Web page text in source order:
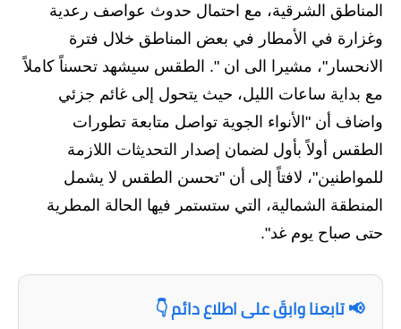
نتائج الامتحانات
المرحلة الابتدائية
المرحلة المتوسطة
المرحلة الاعدادية
اسئلة وزارية
المرحلة المتوسطة
المرحلة الاعدادية
المناطق الشرقية، مع احتمال حدوث عواصف رعدية
وغزارة في الأمطار في بعض المناطق خلال فترة
الانحسار"، مشيرا الى ان ". الطقس سيشهد تحسناً كاملاً
مع بداية ساعات الليل، حيث يتحول إلى غائم جزئي
واضاف أن "الأنواء الجوية تواصل متابعة تطورات
الطقس أولاً بأول لضمان إصدار التحديثات اللازمة
للمواطنين"، لافتاً إلى أن "تحسن الطقس لا يشمل
المنطقة الشمالية، التي ستستمر فيها الحالة المطرية
حتى صباح يوم غد".
📢 تابعنا وابقَ على اطلاع دائم 👇